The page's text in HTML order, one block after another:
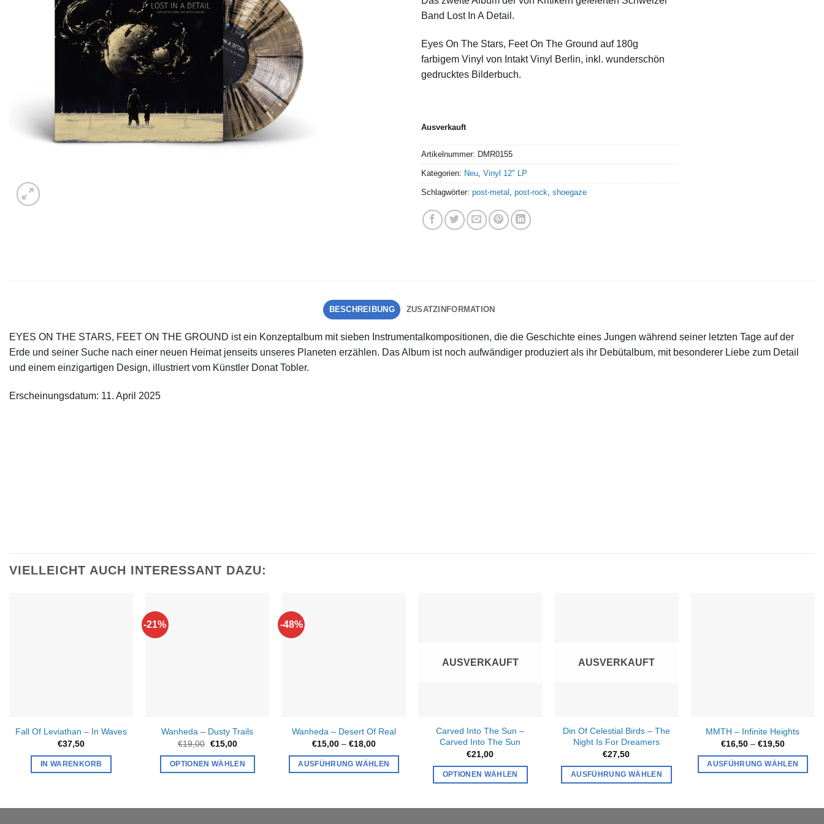
Band Lost In A Detail.
Eyes On The Stars, Feet On The Ground auf 180g
farbigem Vinyl von Intakt Vinyl Berlin, inkl. wunderschön
gedrucktes Bilderbuch.
Ausverkauft
Artikelnummer: DMR0155
Kategorien: Neu, Vinyl 12" LP
Schlagwörter: post-metal , post-rock, shoegaze
BESCHREIBUNG ZUSATZINFORMATION
EYES ON THE STARS, FEET ON THE GROUND ist ein Konzeptalbum mit sieben Instrumentalkompositionen, die die Geschichte eines Jungen während seiner letzten Tage auf der
Erde und seiner Suche nach einer neuen Heimat jenseits unseres Planeten erzählen. Das Album ist noch aufwändiger produziert als ihr Debütalbum, mit besonderer Liebe zum Detail
und einem einzigartigen Design, illustriert vom Künstler Donat Tobler.
Erscheinungsdatum: 11. April 2025
VIELLEICHT AUCH INTERESSANT DAZU:
Fall Of Leviathan – In Waves
€37,50
IN WARENKORB
-21%
Wanheda – Dusty Trails
€19,00 Ursprünglicher
war:
€19,00
€15,00Aktueller
ist:
€15,00.
OPTIONEN WÄHLEN
-48%
Wanheda – Desert Of Real
€15,00 – €18,00Preisspanne:
bis
€18,00
AUSFÜHRUNG WÄHLEN
weist
AUSVERKAUFT
Carved Into The Sun –
Carved Into The Sun
€21,00
OPTIONEN WÄHLEN
AUSVERKAUFT
Din Of Celestial Birds – The
Night Is For Dreamers
€27,50
AUSFÜHRUNG WÄHLEN
MMTH – Infinite Heights
€16,50 – €19,50
bis
€19,50
AUSFÜHRUNG WÄHLEN
weist